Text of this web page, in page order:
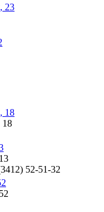
23
18
18
52-51-32